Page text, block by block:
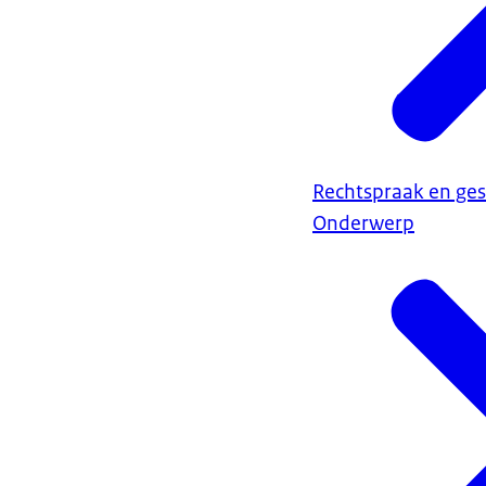
Rechtspraak en
Onderwerp